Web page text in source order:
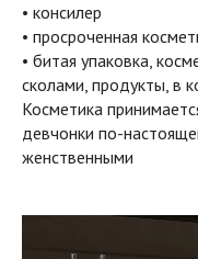
• консилер
• просроченная
• битая упаковка,
сколами, продукты, в
Косметика
девчонки по-
женственными